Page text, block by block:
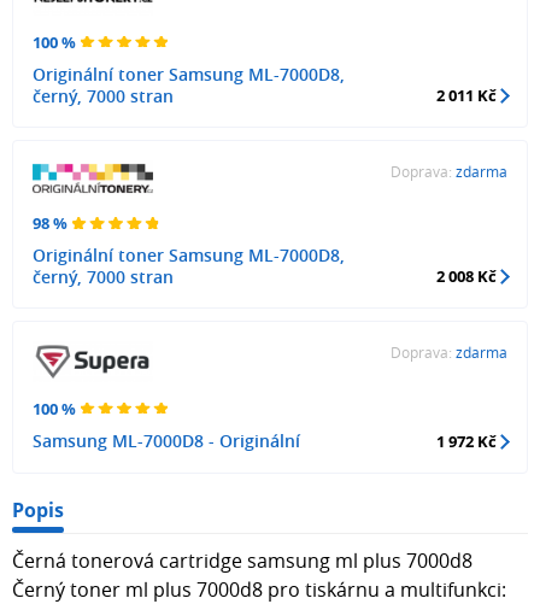
100 %
Originální toner Samsung ML-7000D8,
černý, 7000 stran
2 011 Kč
98 %
Originální toner Samsung ML-7000D8,
černý, 7000 stran
Doprava: zdarma
2 008 Kč
100 %
Samsung ML-7000D8 - Originální
Doprava: zdarma
1 972 Kč
Popis
Černá tonerová cartridge samsung ml plus 7000d8
Černý toner ml plus 7000d8 pro tiskárnu a multifunkci: